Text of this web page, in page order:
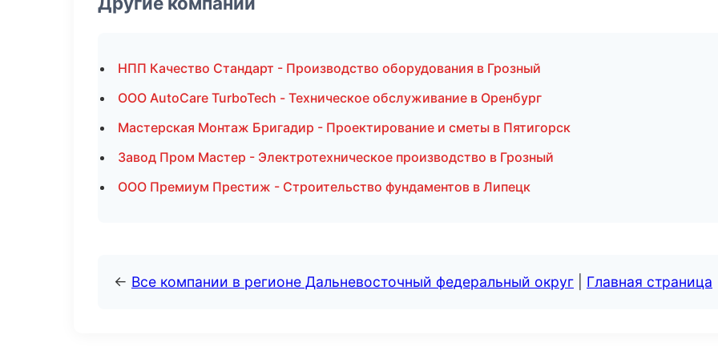
НПП Качество Стандарт - Производство оборудования в Грозный
ООО AutoCare TurboTech - Техническое обслуживание в Оренбург
Мастерская Монтаж Бригадир - Проектирование и сметы в Пятигорск
Завод Пром Мастер - Электротехническое производство в Грозный
ООО Премиум Престиж - Строительство фундаментов в Липецк
← Все компании в регионе Дальневосточный федеральный округ Главная страница